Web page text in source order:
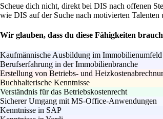
Scheue dich nicht, direkt bei DIS nach offenen
wie DIS auf der Suche nach motivierten Talenten
Wir glauben, dass du diese Fähigkeiten
Kaufmännische Ausbildung im Immobilienumfeld
Berufserfahrung in der Immobilienbranche
Erstellung von Betriebs- und
Buchhalterische Kenntnisse
Verständnis für das Betriebskostenrecht
Sicherer Umgang mit MS-Office-Anwendungen
Kenntnisse in SAP